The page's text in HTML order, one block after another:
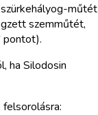
műtét
szemműtét,
pontot).
ha Silodosin